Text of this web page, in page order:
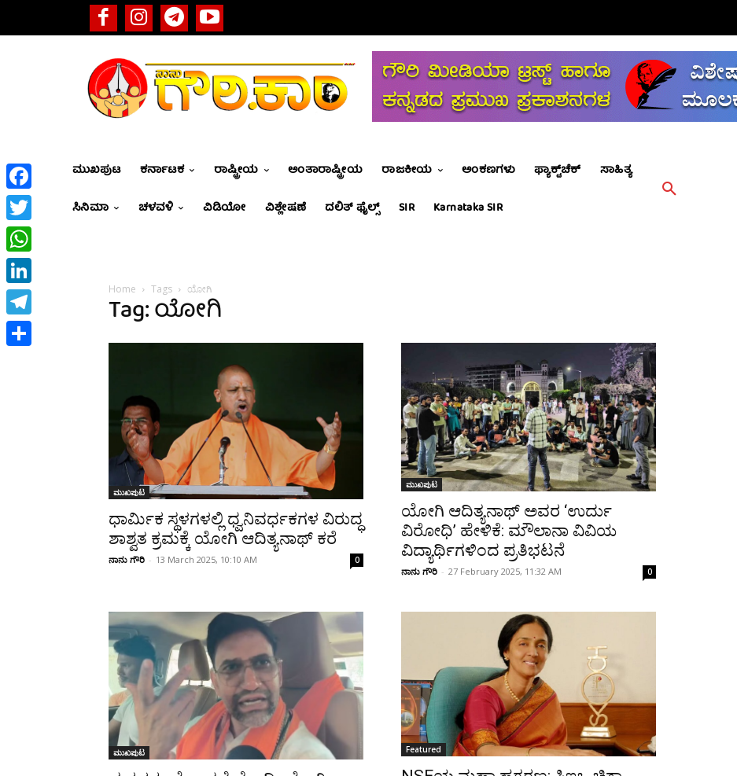
ಮುಖಪುಟ ಕರ್ನಾಟಕ ರಾಷ್ಟ್ರೀಯ ಅಂತಾರಾಷ್ಟ್ರೀಯ ರಾಜಕೀಯ ಅಂಕಣಗಳು ಫ್ಯಾಕ್ಟ್‌ಚೆಕ್
ಸಾಹಿತ್ಯ
ಸಿನಿಮಾ
ಚಳವಳಿ ವಿಡಿಯೋ ವಿಶ್ಲೇಷಣೆ ದಲಿತ್ ಫೈಲ್ಸ್ SIR Karnataka SIR
Home Tags ಯೋಗಿ
Tag: ಯೋಗಿ
ಮುಖಪುಟ
ಧಾರ್ಮಿಕ ಸ್ಥಳಗಳಲ್ಲಿ ಧ್ವನಿವರ್ಧಕಗಳ ವಿರುದ್ಧ
ಶಾಶ್ವತ ಕ್ರಮಕ್ಕೆ ಯೋಗಿ ಆದಿತ್ಯನಾಥ್ ಕರೆ
ನಾನು ಗೌರಿ - 13 March 2025, 10:10 AM 0
ಮುಖಪುಟ
ಯೋಗಿ ಆದಿತ್ಯನಾಥ್ ಅವರ ‘ಉರ್ದು
ವಿರೋಧಿ’ ಹೇಳಿಕೆ: ಮೌಲಾನಾ ವಿವಿಯ
ವಿದ್ಯಾರ್ಥಿಗಳಿಂದ ಪ್ರತಿಭಟನೆ
ನಾನು ಗೌರಿ - 27 February 2025, 11:32 AM 0
ಮುಖಪುಟ Featured
Facebook
Twitter
WhatsApp
LinkedIn
Telegram